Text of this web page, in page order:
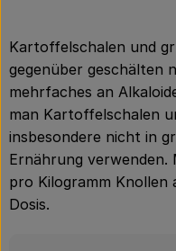
Kartoffelschalen und
gegenüber geschälten
mehrfaches an
man Kartoffelschalen
insbesondere nicht in
Ernährung
pro Kilogramm
Dosis.